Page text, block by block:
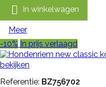
 In winkelwagen
Meer
-10% In prijs verlaagd
bekijken
Referentie: BZ756702